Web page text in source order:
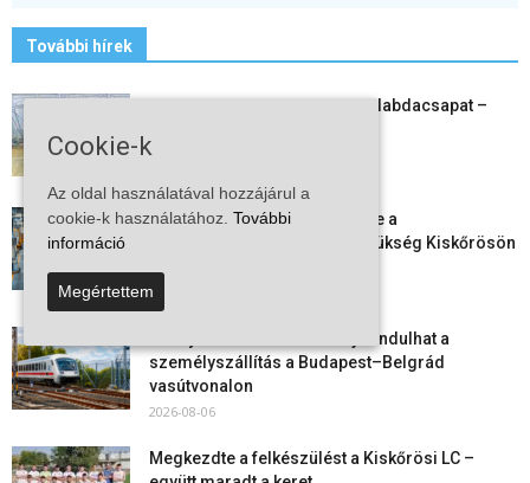
További hírek
Megszűnt a kiskőrösi női kézilabdacsapat –
2026-08-08
Aktuális állásajánlatok: ezekre a
munkavállalókra van most szükség Kiskőrösön
2026-08-07
Vitézy Dávid: már ősszel újraindulhat a
személyszállítás a Budapest–Belgrád
vasútvonalon
2026-08-06
Megkezdte a felkészülést a Kiskőrösi LC –
Cookie-k
Az oldal használatával hozzájárul a
cookie-k használatához. További
információ
Megértettem